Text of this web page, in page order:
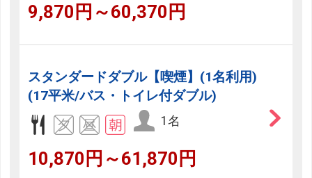
9,870円～60,370円
スタンダードダブル【喫煙】(1名利用)
(17平米/バス・トイレ付ダブル)
1名
10,870円～61,870円